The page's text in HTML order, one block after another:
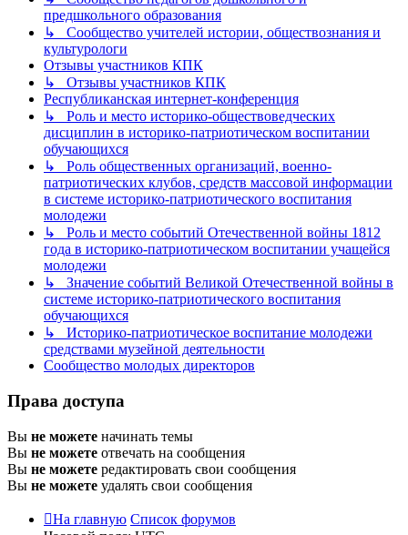
предшкольного образования
↳ Сообщество учителей истории, обществознания и
культурологи
Отзывы участников КПК
↳ Отзывы участников КПК
Республиканская интернет-конференция
↳ Роль и место историко-обществоведческих
дисциплин в историко-патриотическом воспитании
обучающихся
↳ Роль общественных организаций, военно-
патриотических клубов, средств массовой информации
в системе историко-патриотического воспитания
молодежи
↳ Роль и место событий Отечественной войны 1812
года в историко-патриотическом воспитании учащейся
молодежи
↳ Значение событий Великой Отечественной войны в
системе историко-патриотического воспитания
обучающихся
↳ Историко-патриотическое воспитание молодежи
средствами музейной деятельности
Сообщество молодых директоров
Права доступа
Вы не можете начинать темы
Вы не можете отвечать на сообщения
Вы не можете редактировать свои сообщения
Вы не можете удалять свои сообщения
На главную Список форумов